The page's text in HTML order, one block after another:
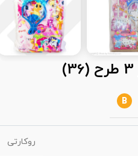
B
روکارتی